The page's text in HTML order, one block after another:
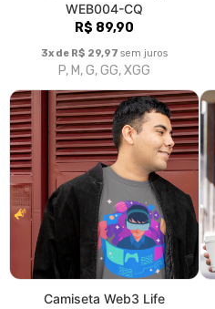
WEB004-CQ
R$ 89,90
3x de R$ 29,97 sem juros
P, M, G, GG, XGG
Camiseta Web3 Life